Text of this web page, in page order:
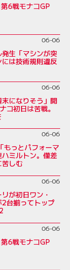
第6戦モナコGP
06-06
生「マシンが突
は技術規則違反
06-06
末になりそう」開
コ初日は苦戦。
06-06
もっとパフォーマ
ミルトン。僅差
苦しむ
06-06
が初日ワン・
台揃ってトップ
06-06
第6戦モナコGP